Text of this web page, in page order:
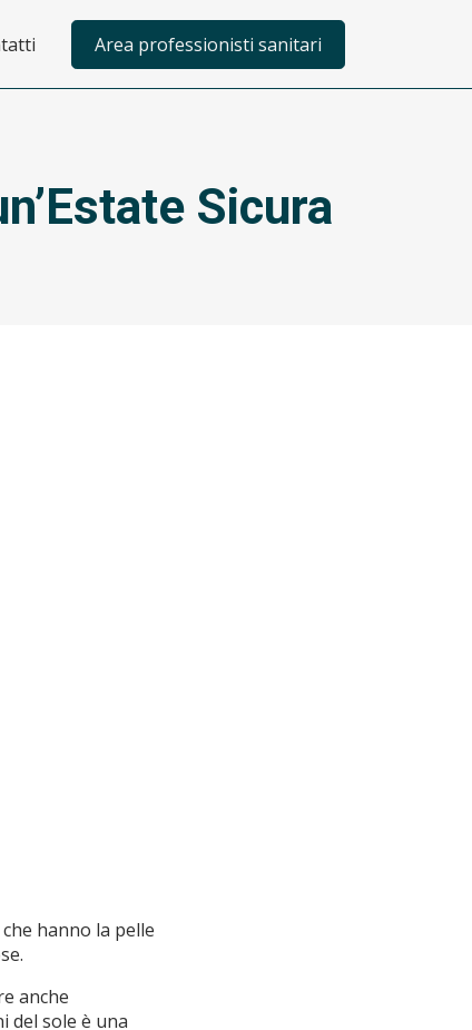
Area professionisti sanitari
Sicura
hanno la pelle
anche
del sole è una